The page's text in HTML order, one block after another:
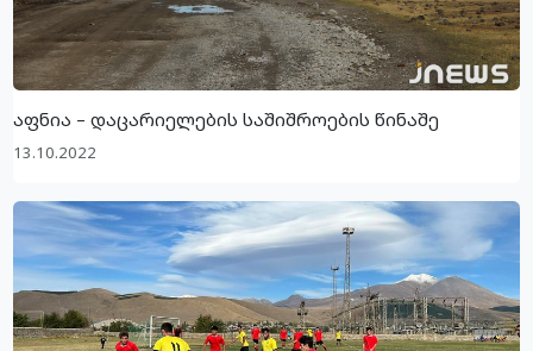
აფნია – დაცარიელების საშიშროების წინაშე
13.10.2022